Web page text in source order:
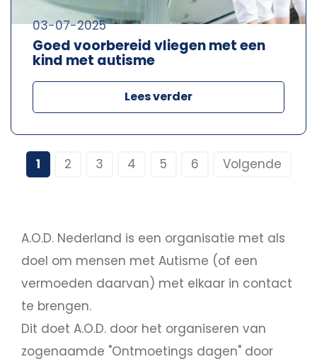
Goed voorbereid vliegen met een
kind met autisme
03-07-2025
Lees verder
1 2 3 4 5 6 Volgende
A.O.D. Nederland is een organisatie met als
doel om mensen met Autisme (of een
vermoeden daarvan) met elkaar in contact
te brengen.
Dit doet A.O.D. door het organiseren van
zogenaamde "Ontmoetings dagen" door